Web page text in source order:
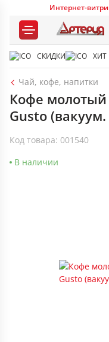
Интернет-
СКИДКИ
Чай, кофе, напитки
Кофе молотый
Gusto
Код товара: 001540
В наличии